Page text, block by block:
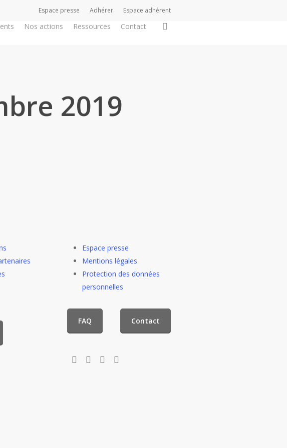
Espace presse Adhérer Espace adhérent
Nos actions Ressources Contact
2019
Espace presse
Mentions légales
Protection des données
personnelles
FAQ Contact